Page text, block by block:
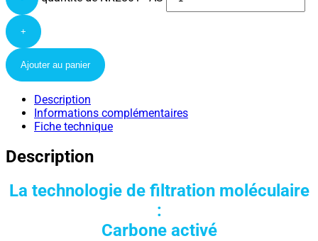
+
Ajouter au panier
Description
Informations complémentaires
Fiche technique
Description
La technologie de filtration moléculaire
:
Carbone activé